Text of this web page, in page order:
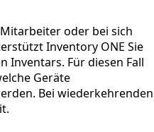
oder bei sich
Inventory ONE Sie
Inventars. Für diesen Fall
Geräte
Bei wiederkehrenden